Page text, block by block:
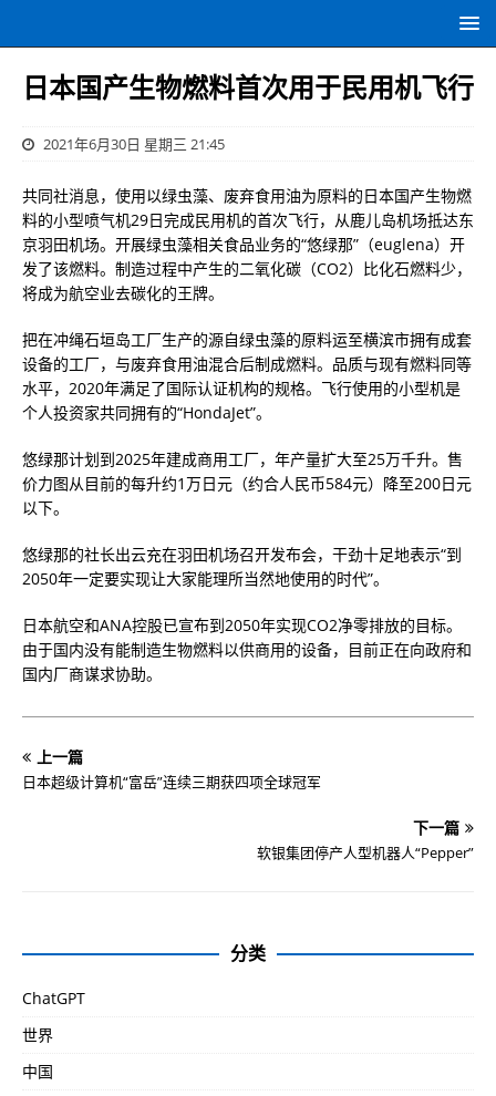
日本国产生物燃料首次用于民用机飞行
2021年6月30日 星期三 21:45
共同社消息，使用以绿虫藻、废弃食用油为原料的日本国产生物燃
料的小型喷气机29日完成民用机的首次飞行，从鹿儿岛机场抵达东
京羽田机场。开展绿虫藻相关食品业务的“悠绿那”（euglena）开
发了该燃料。制造过程中产生的二氧化碳（CO2）比化石燃料少，
将成为航空业去碳化的王牌。
把在冲绳石垣岛工厂生产的源自绿虫藻的原料运至横滨市拥有成套
设备的工厂，与废弃食用油混合后制成燃料。品质与现有燃料同等
水平，2020年满足了国际认证机构的规格。飞行使用的小型机是
个人投资家共同拥有的“HondaJet”。
悠绿那计划到2025年建成商用工厂，年产量扩大至25万千升。售
价力图从目前的每升约1万日元（约合人民币584元）降至200日元
以下。
悠绿那的社长出云充在羽田机场召开发布会，干劲十足地表示“到
2050年一定要实现让大家能理所当然地使用的时代”。
日本航空和ANA控股已宣布到2050年实现CO2净零排放的目标。
由于国内没有能制造生物燃料以供商用的设备，目前正在向政府和
国内厂商谋求协助。
上一篇
日本超级计算机“富岳”连续三期获四项全球冠军
下一篇
软银集团停产人型机器人“Pepper”
分类
ChatGPT
世界
中国